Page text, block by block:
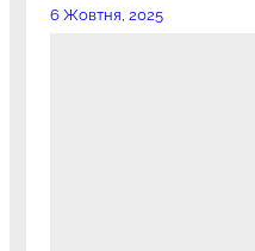
6 Жовтня, 2025